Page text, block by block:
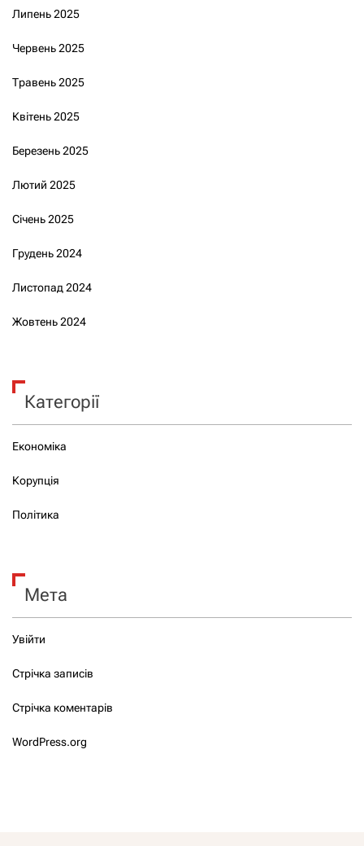
Липень 2025
Червень 2025
Травень 2025
Квітень 2025
Березень 2025
Лютий 2025
Січень 2025
Грудень 2024
Листопад 2024
Жовтень 2024
Категорії
Економіка
Корупція
Політика
Мета
Увійти
Стрічка записів
Стрічка коментарів
WordPress.org